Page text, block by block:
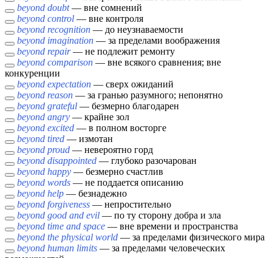
beyond doubt— вне сомнений
beyond control — вне контроля
beyond recognition — до неузнаваемости
beyond imagination — за пределами воображения
beyond repair— не подлежит ремонту
beyond comparison — вне всякого сравнения; вне
конкуренции
beyond expectation — сверх ожиданий
beyond reason — за гранью разумного; непонятно
beyond grateful — безмерно благодарен
beyond angry — крайне зол
beyond excited — в полном восторге
beyond tired — измотан
beyond proud — невероятно горд
beyond disappointed — глубоко разочарован
beyond happy — безмерно счастлив
beyond words — не поддается описанию
beyond help — безнадежно
beyond forgiveness — непростительно
beyond good and evil — по ту сторону добра и зла
beyond time and space — вне времени и пространства
beyond the physical world — за пределами физического мира
beyond human limits — за пределами человеческих